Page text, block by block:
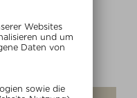
Exclusive
SUMMER20